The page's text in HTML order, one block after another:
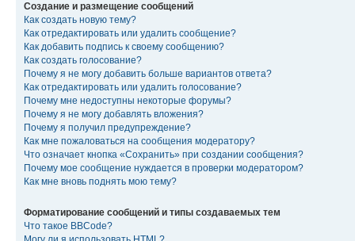
Создание и размещение сообщений
Как создать новую тему?
Как отредактировать или удалить сообщение?
Как добавить подпись к своему сообщению?
Как создать голосование?
Почему я не могу добавить больше вариантов ответа?
Как отредактировать или удалить голосование?
Почему мне недоступны некоторые форумы?
Почему я не могу добавлять вложения?
Почему я получил предупреждение?
Как мне пожаловаться на сообщения модератору?
Что означает кнопка «Сохранить» при создании сообщения?
Почему мое сообщение нуждается в проверки модератором?
Как мне вновь поднять мою тему?
Форматирование сообщений и типы создаваемых тем
Что такое BBCode?